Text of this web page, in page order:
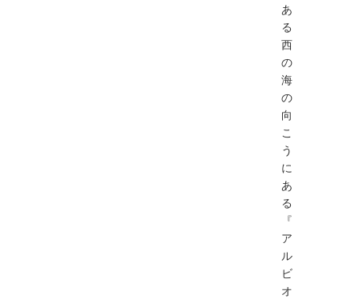
あ
る
⻄
の
海
の
向
こ
う
に
あ
る
『
ア
ル
ビ
オ